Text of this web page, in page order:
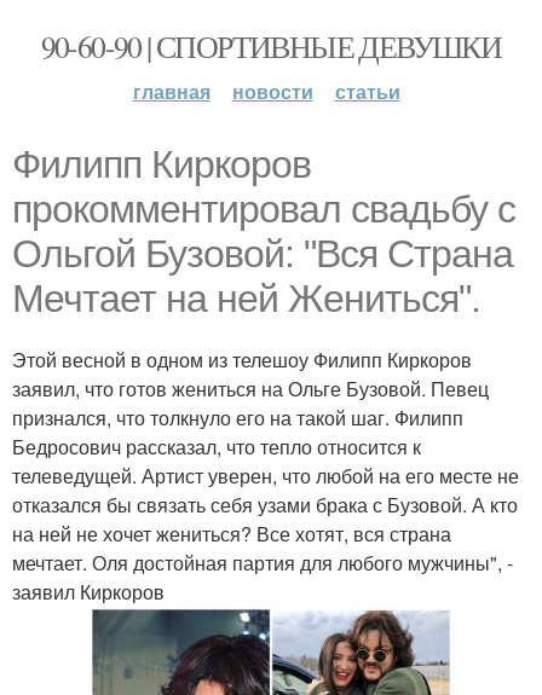
90-60-90 | СПОРТИВНЫЕ ДЕВУШКИ
главная новости статьи
Филипп Киркоров
прокомментировал свадьбу с
Ольгой Бузовой: "Вся Страна
Мечтает на ней Жениться".
Этой весной в одном из телешоу Филипп Киркоров
заявил, что готов жениться на Ольге Бузовой. Певец
признался, что толкнуло его на такой шаг. Филипп
Бедросович рассказал, что тепло относится к
телеведущей. Артист уверен, что любой на его месте не
отказался бы связать себя узами брака с Бузовой. А кто
на ней не хочет жениться? Все хотят, вся страна
мечтает. Оля достойная партия для любого мужчины", -
заявил Киркоров